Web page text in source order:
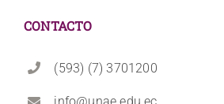
CONTACTO
(593) (7) 3701200